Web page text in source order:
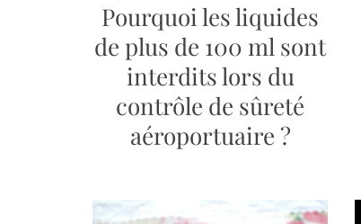
Pourquoi les liquides
de plus de 100 ml sont
interdits lors du
contrôle de sûreté
aéroportuaire ?